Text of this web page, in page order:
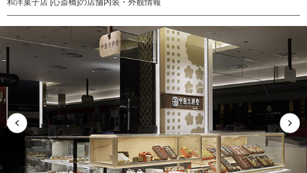
和洋菓子店 [心斎橋]の店舗内装・外観情報